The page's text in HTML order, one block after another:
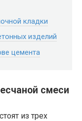
кладки
изделий
цемента
смеси
из трех